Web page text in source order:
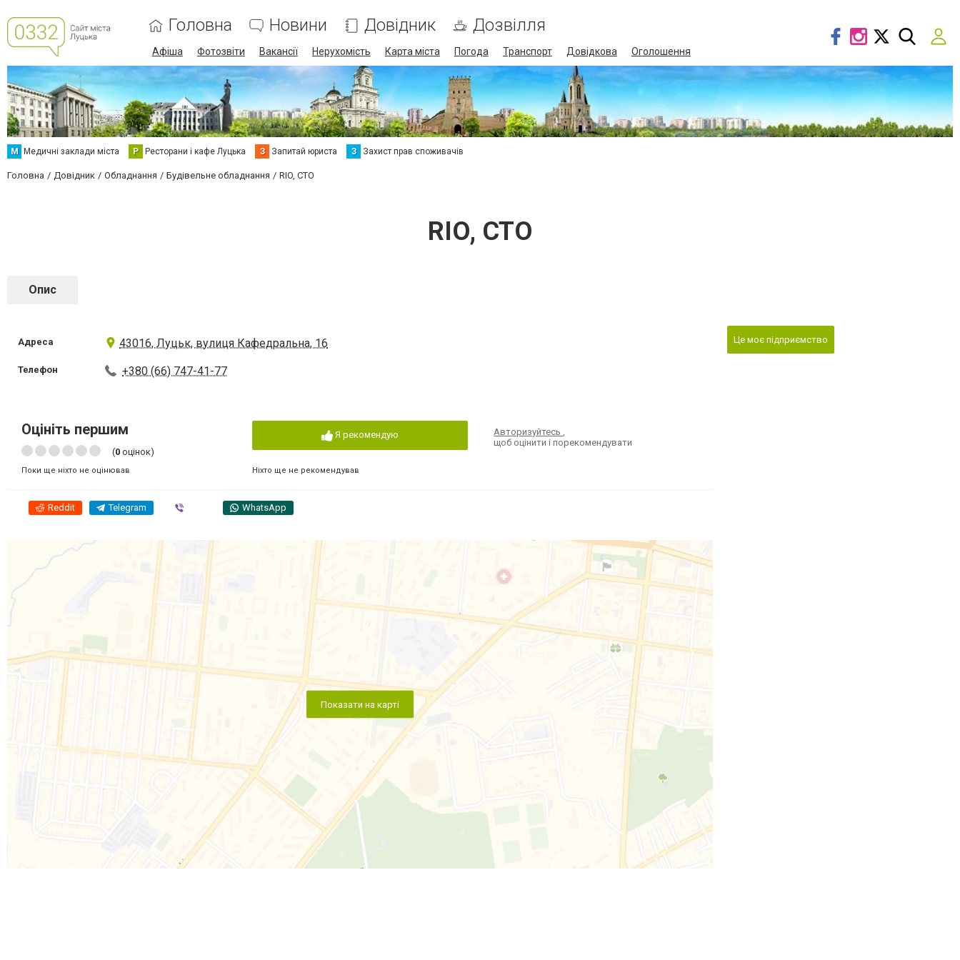
Головна Новини Довідник Дозвілля
Афіша Фотозвіти Вакансії Нерухомість Карта міста Погода Транспорт Довідкова Оголошення
М Медичні заклади міста Р Ресторани і кафе Луцька З Запитай юриста З Захист прав споживачів
Головна Довідник Обладнання Будівельне обладнання RIO, СТО
RIO, СТО
Опис
Адреса 43016, Луцьк, вулиця Кафедральна, 16
Телефон +380 (66) 747-41-77
Оцініть першим
(0 оцінок)
Поки ще ніхто не оцінював
Я рекомендую
Ніхто ще не рекомендував
Авторизуйтесь,
щоб оцінити і порекомендувати
Reddit Telegram WhatsApp
Показати на карті
Це моє підприємство